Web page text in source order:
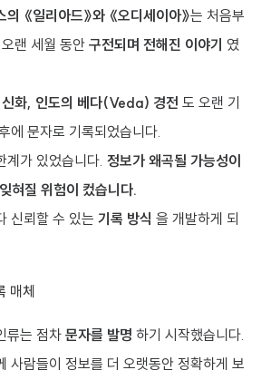
의 《일리아드》와 《오디세이아》는 처음부
랜 세월 동안 구전되며 전해진 이야기 였
화, 인도의 베다(Veda) 경전 도 오랜 기
에 문자로 기록되었습니다.
계가 있었습니다. 정보가 왜곡될 가능성이
혀질 위험이 컸습니다.
신뢰할 수 있는 기록 방식 을 개발하게 되
매체
류는 점차 문자를 발명 하기 시작했습니다.
사람들이 정보를 더 오랫동안 정확하게 보